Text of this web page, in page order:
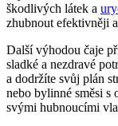
škodlivých látek a
zhubnout efektivněji
Další výhodou čaje
sladké a nezdravé
a dodržíte svůj plán
nebo bylinné směsi s‌
svými ​hubnoucími